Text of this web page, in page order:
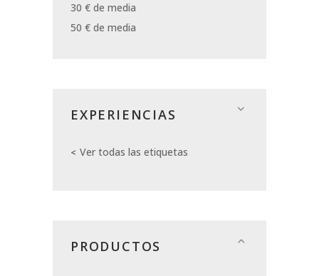
30 € de media
50 € de media
EXPERIENCIAS
Ver todas las etiquetas
PRODUCTOS